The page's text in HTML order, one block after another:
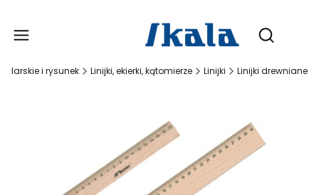
Otwórz
i rysunek Linijki, ekierki, kątomierze Linijki Linijki drewniane